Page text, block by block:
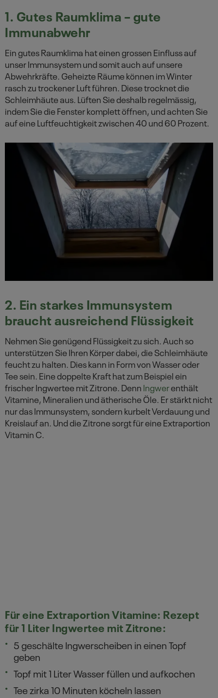
1. Gutes Raumklima – gute
Immunabwehr
Ein gutes Raumklima hat einen grossen Einfluss auf
unser Immunsystem und somit auch auf unsere
Abwehrkräfte. Geheizte Räume können im Winter
rasch zu trockener Luft führen. Diese trocknet die
Schleimhäute aus. Lüften Sie deshalb regelmässig,
indem Sie die Fenster komplett öffnen, und achten Sie
auf eine Luftfeuchtigkeit zwischen 40 und 60 Prozent.
2. Ein starkes Immunsystem
braucht ausreichend Flüssigkeit
Nehmen Sie genügend Flüssigkeit zu sich. Auch so
unterstützen Sie Ihren Körper dabei, die Schleimhäute
feucht zu halten. Dies kann in Form von Wasser oder
Tee sein. Eine doppelte Kraft hat zum Beispiel ein
frischer Ingwertee mit Zitrone. DennIngwerenthält
Vitamine, Mineralien und ätherische Öle. Er stärkt nicht
nur das Immunsystem, sondern kurbelt Verdauung und
Kreislauf an. Und die Zitrone sorgt für eine Extraportion
Vitamin C.
Für eine Extraportion Vitamine: Rezept
für 1 Liter Ingwertee mit Zitrone:
5 geschälte Ingwerscheiben in einen Topf
geben
Topf mit 1 Liter Wasser füllen und aufkochen
Tee zirka 10 Minuten köcheln lassen